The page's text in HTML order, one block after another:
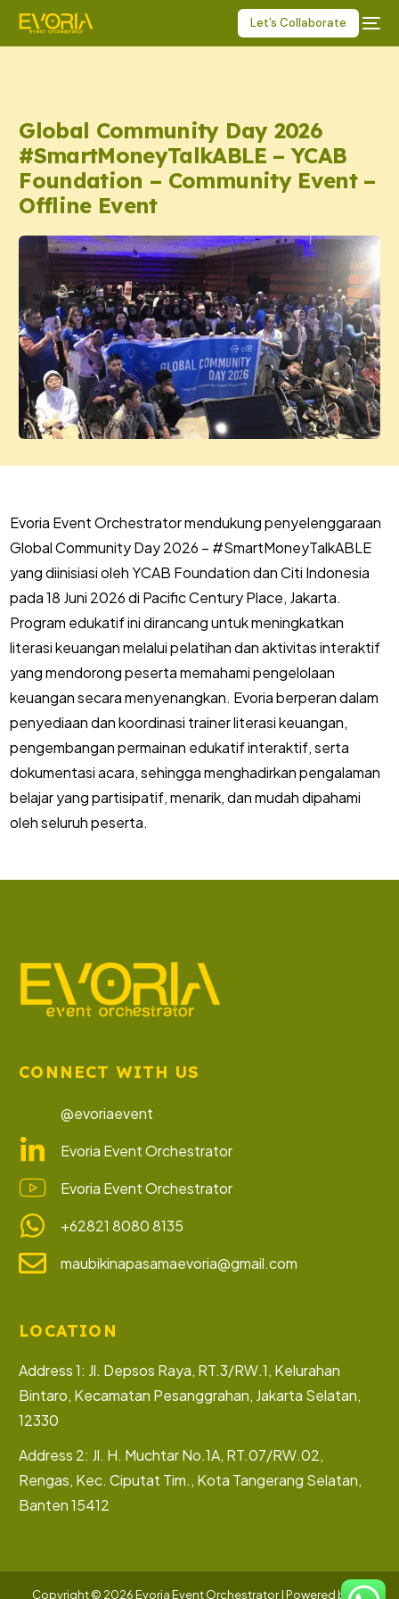
Let’s Collaborate
Global Community Day 2026
#SmartMoneyTalkABLE – YCAB
Foundation – Community Event –
Offline Event
Evoria Event Orchestrator mendukung penyelenggaraan
Global Community Day 2026 – #SmartMoneyTalkABLE
yang diinisiasi oleh YCAB Foundation dan Citi Indonesia
pada 18 Juni 2026 di Pacific Century Place, Jakarta.
Program edukatif ini dirancang untuk meningkatkan
literasi keuangan melalui pelatihan dan aktivitas interaktif
yang mendorong peserta memahami pengelolaan
keuangan secara menyenangkan. Evoria berperan dalam
penyediaan dan koordinasi trainer literasi keuangan,
pengembangan permainan edukatif interaktif, serta
dokumentasi acara, sehingga menghadirkan pengalaman
belajar yang partisipatif, menarik, dan mudah dipahami
oleh seluruh peserta.
CONNECT WITH US
@evoriaevent
Evoria Event Orchestrator
Evoria Event Orchestrator
+62821 8080 8135
maubikinapasamaevoria@gmail.com
LOCATION
Address 1: Jl. Depsos Raya, RT.3/RW.1, Kelurahan
Bintaro, Kecamatan Pesanggrahan, Jakarta Selatan,
12330
Address 2: Jl. H. Muchtar No.1A, RT.07/RW.02,
Rengas, Kec. Ciputat Tim., Kota Tangerang Selatan,
Banten 15412
Copyright © 2026 Evoria Event Orchestrator | Powered by PT